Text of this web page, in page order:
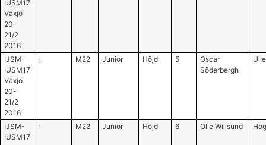
IUSM17
Växjö
20-
21/2
2016
IJSM-
IUSM17
Växjö
20-
21/2
2016
I M22 Junior Höjd 5
Oscar
Söderbergh
IJSM-
IUSM17
I M22 Junior Höjd 6 Olle Willsund